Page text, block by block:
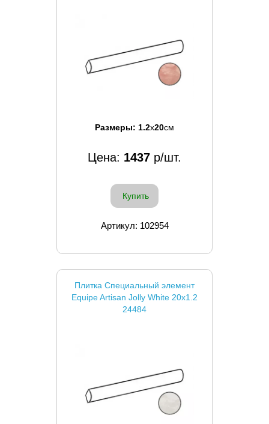
Размеры: 1.2x20см
Цена: 1437 р/шт.
Купить
Артикул: 102954
Плитка Специальный элемент
Equipe Artisan Jolly White 20x1.2
24484